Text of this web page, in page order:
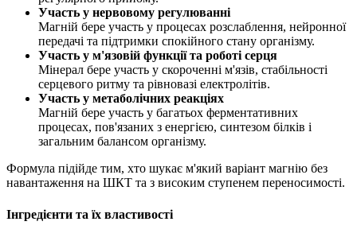
Участь у нервовому регулюванні
Магній бере участь у процесах розслаблення, нейронної
передачі та підтримки спокійного стану організму.
Участь у м'язовій функції та роботі серця
Мінерал бере участь у скороченні м'язів, стабільності
серцевого ритму та рівновазі електролітів.
Участь у метаболічних реакціях
Магній бере участь у багатьох ферментативних
процесах, пов'язаних з енергією, синтезом білків і
загальним балансом організму.
Формула підійде тим, хто шукає м'який варіант магнію без
навантаження на ШКТ та з високим ступенем переносимості.
Інгредієнти та їх властивості